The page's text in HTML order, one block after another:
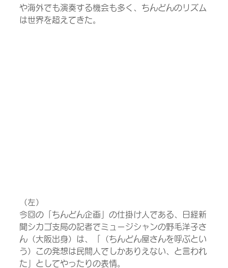
や海外でも演奏する機会も多く、ちんどんのリズム
は世界を超えてきた。
（左）
今回の「ちんどん企画」の仕掛け人である、日経新
聞シカゴ支局の記者でミュージシャンの野毛洋子さ
ん（大阪出身）は、「（ちんどん屋さんを呼ぶとい
う）この発想は民間人でしかありえない、と言われ
た」としてやったりの表情。